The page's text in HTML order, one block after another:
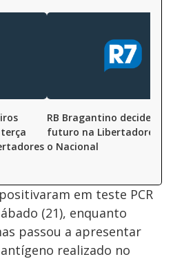
RB Bragantino decide seu
futuro na Libertadores
o Nacional
em teste PCR
(21), enquanto
passou a apresentar
realizado no